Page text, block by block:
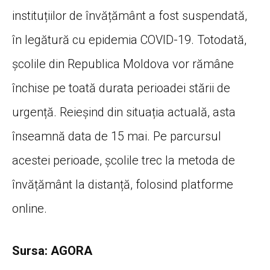
instituțiilor de învățământ a fost suspendată,
în legătură cu epidemia COVID-19. Totodată,
școlile din Republica Moldova vor rămâne
închise pe toată durata perioadei stării de
urgență. Reieșind din situația actuală, asta
înseamnă data de 15 mai. Pe parcursul
acestei perioade, școlile trec la metoda de
învățământ la distanță, folosind platforme
online.
Sursa: AGORA